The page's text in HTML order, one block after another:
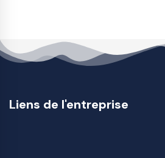
Liens de l'entreprise